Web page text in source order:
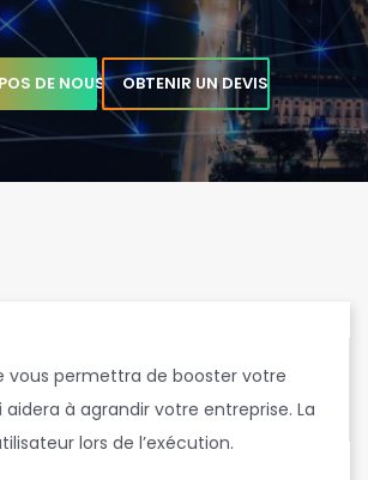
DE NOUS OBTENIR UN DEVIS
vous permettra de booster votre
à agrandir votre entreprise. La
lors de l’exécution.